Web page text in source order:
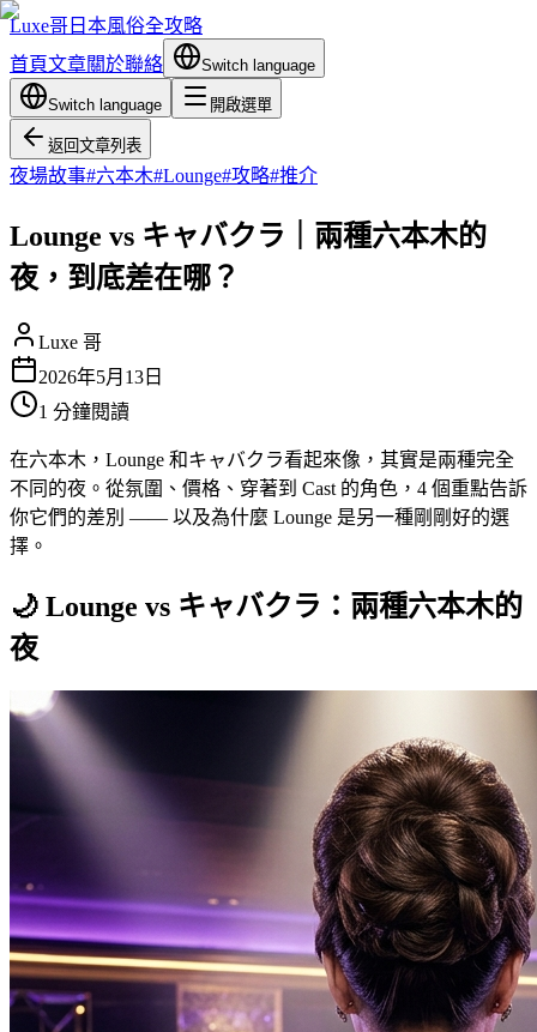
Luxe哥日本風俗全攻略
首頁文章關於聯絡 Switch language
Switch language 開啟選單
返回文章列表
夜場故事#六本木#Lounge#攻略#推介
Lounge vs キャバクラ｜兩種六本木的
夜，到底差在哪？
Luxe 哥
2026年5月13日
1 分鐘閱讀
在六本木，Lounge 和キャバクラ看起來像，其實是兩種完全
不同的夜。從氛圍、價格、穿著到 Cast 的角色，4 個重點告訴
你它們的差別 —— 以及為什麼 Lounge 是另一種剛剛好的選
擇。
🌙 Lounge vs キャバクラ：兩種六本木的
夜